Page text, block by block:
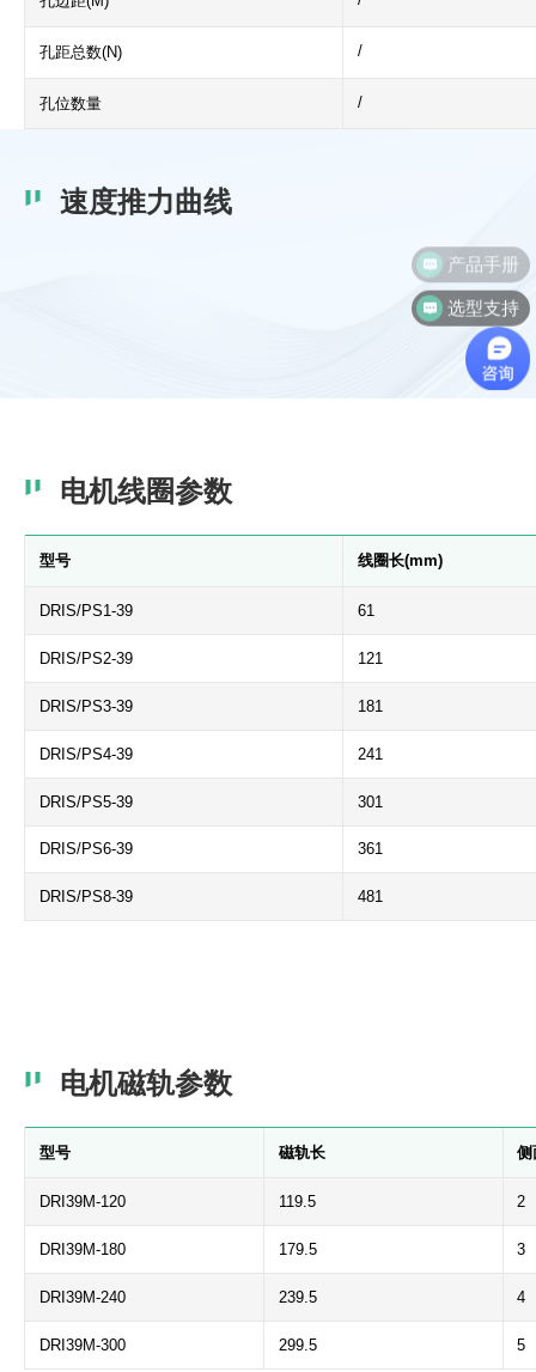
孔距总数(N) /
孔位数量 /
速度推力曲线
电机线圈参数
型号 线圈长(mm)
DRIS/PS1-39 61
DRIS/PS2-39 121
DRIS/PS3-39 181
DRIS/PS4-39 241
DRIS/PS5-39 301
DRIS/PS6-39 361
DRIS/PS8-39 481
电机磁轨参数
型号 磁轨长 侧
DRI39M-120 119.5 2
DRI39M-180 179.5 3
DRI39M-240 239.5 4
DRI39M-300 299.5 5
产品手册
选型支持